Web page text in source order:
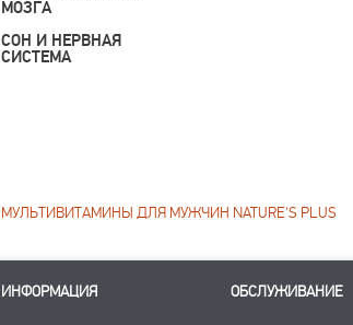
МОЗГА
СОН И НЕРВНАЯ
СИСТЕМА
МУЛЬТИВИТАМИНЫ ДЛЯ МУЖЧИН NATURE'S PLUS
ИНФОРМАЦИЯ ОБСЛУЖИВАНИЕ